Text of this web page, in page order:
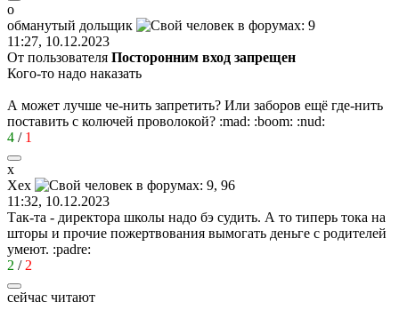
о
обманутый дольщик
11:27, 10.12.2023
От пользователя Посторонним вход запрещен
Кого-то надо наказать
А может лучше че-нить запретить? Или заборов ещё где-нить
поставить с колючей проволокой? :mad: :boom: :nud:
4 / 1
х
Хех
11:32, 10.12.2023
Так-та - директора школы надо бэ судить. А то типерь тока на
шторы и прочие пожертвования вымогать деньге с родителей
умеют. :padre:
2 / 2
сейчас читают